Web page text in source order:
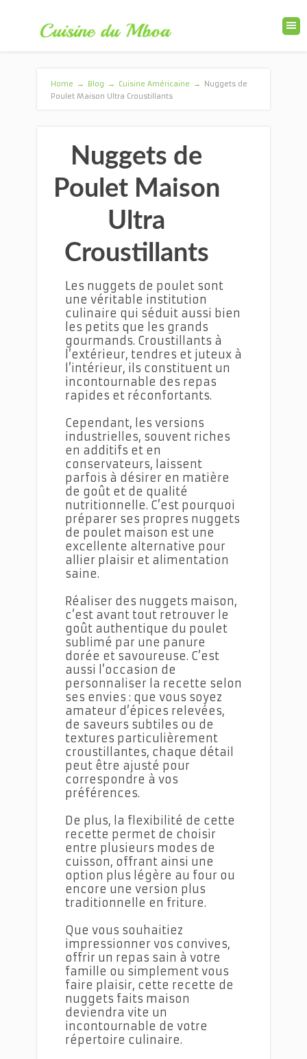
Home → Blog → Cuisine Américaine →
Nuggets de
Poulet Maison Ultra Croustillants
Nuggets de
Poulet Maison
Ultra
Croustillants
Les nuggets de poulet sont
une véritable institution
culinaire qui séduit aussi bien
les petits que les grands
gourmands. Croustillants à
l’extérieur, tendres et juteux à
l’intérieur, ils constituent un
incontournable des repas
rapides et réconfortants.
Cependant, les versions
industrielles, souvent riches
en additifs et en
conservateurs, laissent
parfois à désirer en matière
de goût et de qualité
nutritionnelle. C’est pourquoi
préparer ses propres nuggets
de poulet maison est une
excellente alternative pour
allier plaisir et alimentation
saine.
Réaliser des nuggets maison,
c’est avant tout retrouver le
goût authentique du poulet
sublimé par une panure
dorée et savoureuse. C’est
aussi l’occasion de
personnaliser la recette selon
ses envies : que vous soyez
amateur d’épices relevées,
de saveurs subtiles ou de
textures particulièrement
croustillantes, chaque détail
peut être ajusté pour
correspondre à vos
préférences.
De plus, la flexibilité de cette
recette permet de choisir
entre plusieurs modes de
cuisson, offrant ainsi une
option plus légère au four ou
encore une version plus
traditionnelle en friture.
Que vous souhaitiez
impressionner vos convives,
offrir un repas sain à votre
famille ou simplement vous
faire plaisir, cette recette de
nuggets faits maison
deviendra vite un
incontournable de votre
répertoire culinaire.